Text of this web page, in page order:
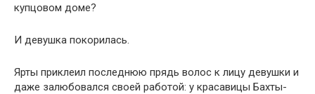
купцовом доме?
И девушка покорилась.
Ярты приклеил последнюю прядь волос к лицу девушки и
даже залюбовался своей работой: у красавицы Бахты-